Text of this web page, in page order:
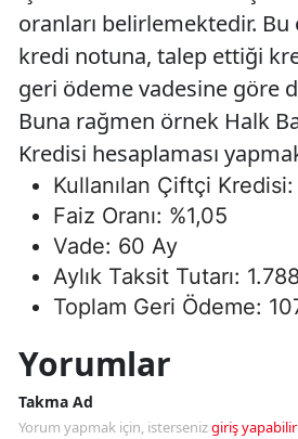
oranları belirlemektedir.
kredi notuna, talep ettiği
geri ödeme vadesine göre
Buna rağmen örnek Halk
Kredisi hesaplaması
Kullanılan Çiftçi
Faiz Oranı: %1,05
Vade: 60 Ay
Aylık Taksit Tutarı:
Toplam Geri Ödeme:
Yorumlar
Takma Ad
Yorum yapmak için, istersenizgiriş yapabilir